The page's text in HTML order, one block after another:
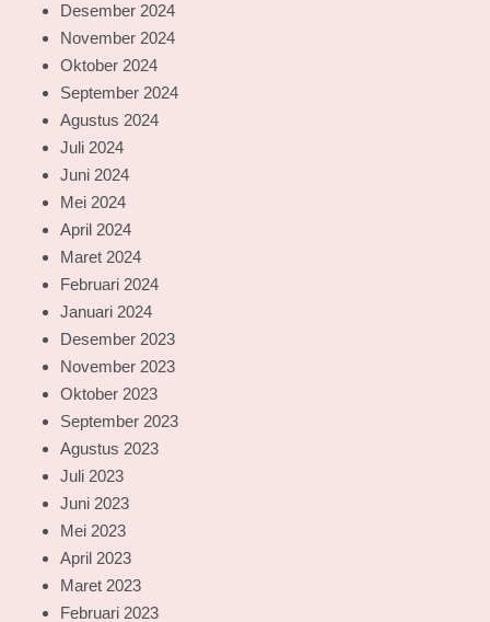
Desember 2024
November 2024
Oktober 2024
September 2024
Agustus 2024
Juli 2024
Juni 2024
Mei 2024
April 2024
Maret 2024
Februari 2024
Januari 2024
Desember 2023
November 2023
Oktober 2023
September 2023
Agustus 2023
Juli 2023
Juni 2023
Mei 2023
April 2023
Maret 2023
Februari 2023